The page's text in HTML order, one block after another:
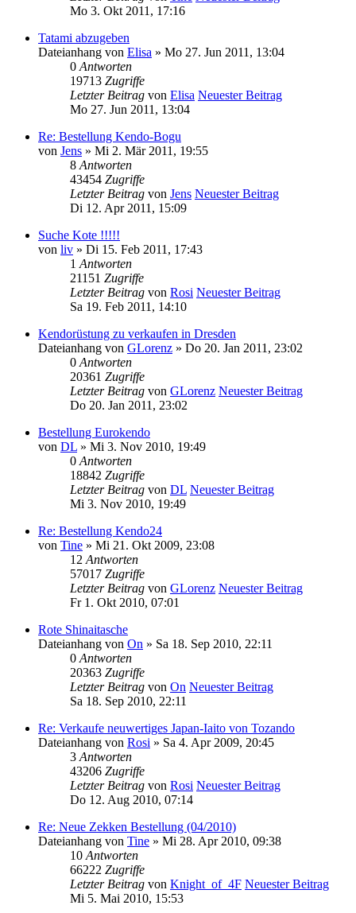
Mo 3. Okt 2011, 17:16
Tatami abzugeben
Dateianhang von Elisa » Mo 27. Jun 2011, 13:04
0 Antworten
19713 Zugriffe
Letzter Beitrag von Elisa Neuester Beitrag
Mo 27. Jun 2011, 13:04
Re: Bestellung Kendo-Bogu
von Jens » Mi 2. Mär 2011, 19:55
8 Antworten
43454 Zugriffe
Letzter Beitrag von Jens Neuester Beitrag
Di 12. Apr 2011, 15:09
Suche Kote !!!!!
von liv » Di 15. Feb 2011, 17:43
1 Antworten
21151 Zugriffe
Letzter Beitrag von Rosi Neuester Beitrag
Sa 19. Feb 2011, 14:10
Kendorüstung zu verkaufen in Dresden
Dateianhang von GLorenz » Do 20. Jan 2011, 23:02
0 Antworten
20361 Zugriffe
Letzter Beitrag von GLorenz Neuester Beitrag
Do 20. Jan 2011, 23:02
Bestellung Eurokendo
von DL » Mi 3. Nov 2010, 19:49
0 Antworten
18842 Zugriffe
Letzter Beitrag von DL Neuester Beitrag
Mi 3. Nov 2010, 19:49
Re: Bestellung Kendo24
von Tine » Mi 21. Okt 2009, 23:08
12 Antworten
57017 Zugriffe
Letzter Beitrag von GLorenz Neuester Beitrag
Fr 1. Okt 2010, 07:01
Rote Shinaitasche
Dateianhang von On » Sa 18. Sep 2010, 22:11
0 Antworten
20363 Zugriffe
Letzter Beitrag von On Neuester Beitrag
Sa 18. Sep 2010, 22:11
Re: Verkaufe neuwertiges Japan-Iaito von Tozando
Dateianhang von Rosi » Sa 4. Apr 2009, 20:45
3 Antworten
43206 Zugriffe
Letzter Beitrag von Rosi Neuester Beitrag
Do 12. Aug 2010, 07:14
Re: Neue Zekken Bestellung (04/2010)
Dateianhang von Tine » Mi 28. Apr 2010, 09:38
10 Antworten
66222 Zugriffe
Letzter Beitrag von Knight_of_4F Neuester Beitrag
Mi 5. Mai 2010, 15:53